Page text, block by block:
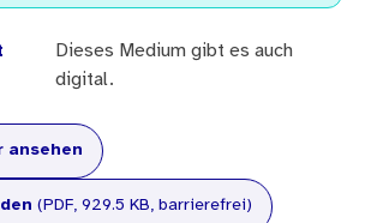
Dieses Medium gibt es auch
digital.
ansehen
(PDF, 929.5 KB, barrierefrei)